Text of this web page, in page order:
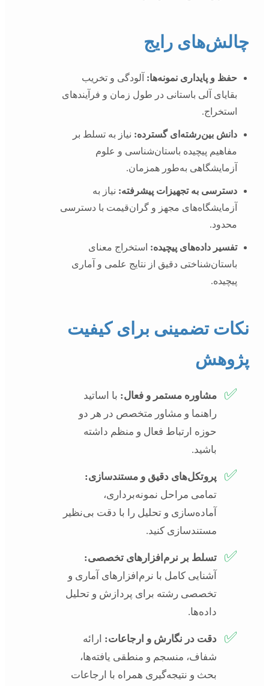
چالش‌های رایج
حفظ و پایداری نمونه‌ها: آلودگی و تخریب
بقایای آلی باستانی در طول زمان و فرآیندهای
استخراج.
دانش بین‌رشته‌ای گسترده: نیاز به تسلط بر
مفاهیم پیچیده باستان‌شناسی و علوم
آزمایشگاهی به‌طور همزمان.
دسترسی به تجهیزات پیشرفته: نیاز به
آزمایشگاه‌های مجهز و گران‌قیمت با دسترسی
محدود.
تفسیر داده‌های پیچیده: استخراج معنای
باستان‌شناختی دقیق از نتایج علمی و آماری
پیچیده.
نکات تضمینی برای کیفیت
پژوهش
✅ مشاوره مستمر و فعال: با اساتید
راهنما و مشاور متخصص در هر دو
حوزه ارتباط فعال و منظم داشته
باشید.
✅
پروتکل‌های دقیق و مستندسازی:
تمامی مراحل نمونه‌برداری،
آماده‌سازی و تحلیل را با دقت بی‌نظیر
مستندسازی کنید.
✅
تسلط بر نرم‌افزارهای تخصصی:
آشنایی کامل با نرم‌افزارهای آماری و
تخصصی رشته برای پردازش و تحلیل
داده‌ها.
✅ دقت در نگارش و ارجاعات: ارائه
شفاف، منسجم و منطقی یافته‌ها،
بحث و نتیجه‌گیری همراه با ارجاعات